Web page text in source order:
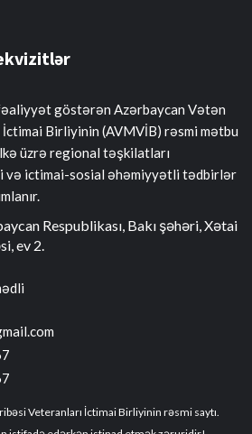
göstərən Azərbaycan Vətən
Birliyinin (AVMVİB) rəsmi mətbu
üzrə regional təşkilatları
və ictimai-sosial əhəmiyyətli tədbirlər
Respublikası, Bakı şəhəri, Xətai
ev 2.
Veteranları İctimai Birliyinin rəsmi saytı.